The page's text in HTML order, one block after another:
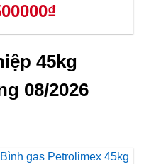
45kg
08/2026